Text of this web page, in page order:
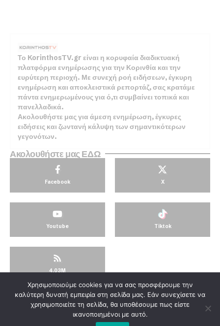
Το KorinthosTV.gr είναι η κορυφαία διαδικτυακή
πλατφόρμα ενημέρωσης για την Κορινθία και την
ευρύτερη περιοχή. Με συνεχή ροή ειδήσεων, έγκυρη
ενημέρωση και αποκλειστικά ρεπορτάζ, σας κρατάμε
πάντα ενημερωμένους για ό,τι συμβαίνει τοπικά και
πανελλαδικά.
Ακολουθήστε μας για άμεση ενημέρωση, έγκυρες
ειδήσεις και ζωντανή κάλυψη των σημαντικότερων
γεγονότων.
Ακολουθήστε μας ΕΔΩ
Facebook X
Youtube Tiktok
4.03M
© KorinthosTV @2025
Χρησιμοποιούμε cookies για να σας προσφέρουμε την
καλύτερη δυνατή εμπειρία στη σελίδα μας. Εάν συνεχίσετε να
χρησιμοποιείτε τη σελίδα, θα υποθέσουμε πως είστε
ικανοποιημένοι με αυτό.